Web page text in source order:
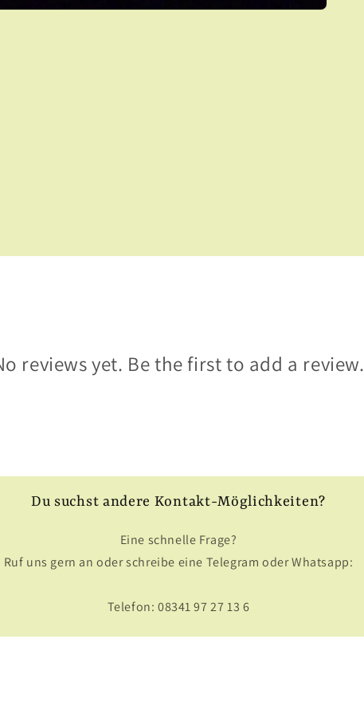
reviews yet. Be the first to add a review.
Du suchst andere Kontakt-Möglichkeiten?
Eine schnelle Frage?
Ruf uns gern an oder schreibe eine Telegram oder Whatsapp:
Telefon: 08341 97 27 13 6